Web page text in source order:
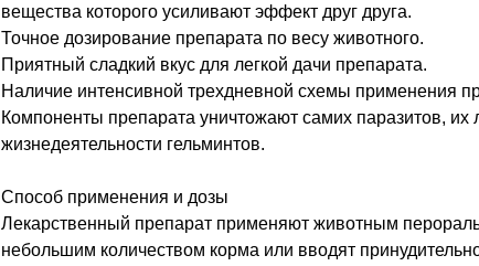
вещества которого усиливают эффект друг друга.
Точное дозирование препарата по весу животного.
Приятный сладкий вкус для легкой дачи препарата.
Наличие интенсивной трехдневной схемы применения
Компоненты препарата уничтожают самих паразитов, их
жизнедеятельности гельминтов.
Способ применения и дозы
Лекарственный препарат применяют животным
небольшим количеством корма или вводят